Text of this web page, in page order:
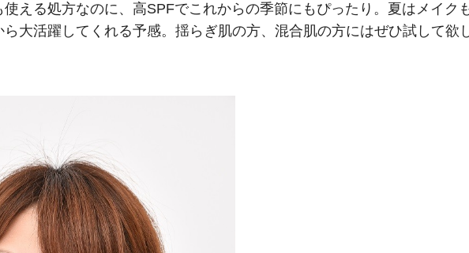
える処方なのに、高SPFでこれからの季節にもぴったり。夏はメイク
大活躍してくれる予感。揺らぎ肌の方、混合肌の方にはぜひ試して欲